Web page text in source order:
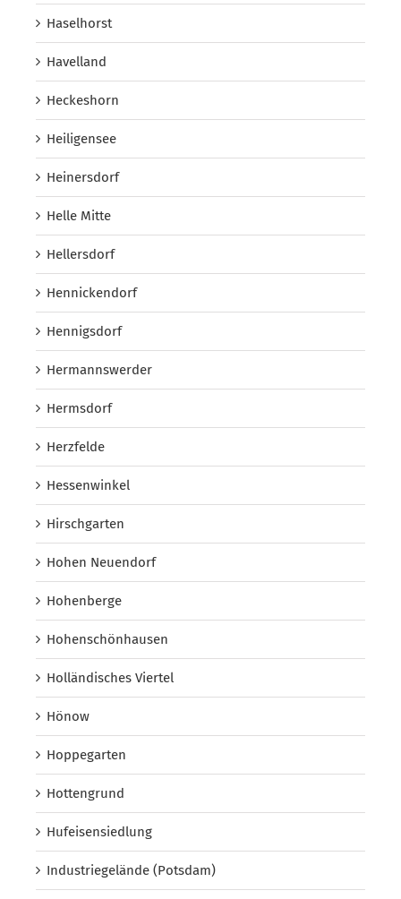
Haselhorst
Havelland
Heckeshorn
Heiligensee
Heinersdorf
Helle Mitte
Hellersdorf
Hennickendorf
Hennigsdorf
Hermannswerder
Hermsdorf
Herzfelde
Hessenwinkel
Hirschgarten
Hohen Neuendorf
Hohenberge
Hohenschönhausen
Holländisches Viertel
Hönow
Hoppegarten
Hottengrund
Hufeisensiedlung
Industriegelände (Potsdam)